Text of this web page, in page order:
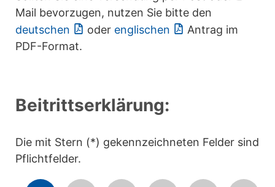
Mail bevorzugen, nutzen Sie bitte den
deutschen
oder englischen
Antrag im
PDF-Format.
Beitrittserklärung:
Die mit Stern (*) gekennzeichneten Felder sind
Pflichtfelder.